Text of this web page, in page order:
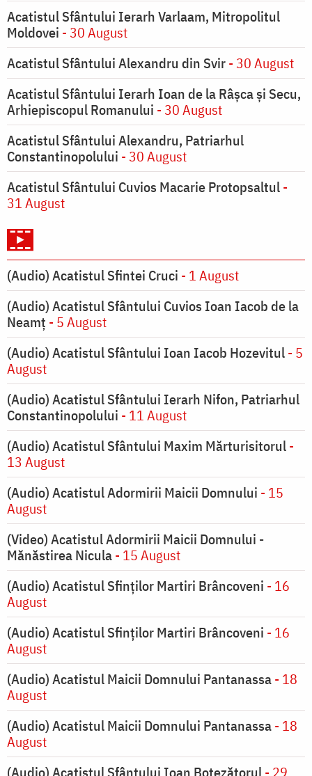
Acatistul Sfântului Ierarh Varlaam, Mitropolitul
Moldovei - 30 August
Acatistul Sfântului Alexandru din Svir- 30 August
Acatistul Sfântului Ierarh Ioan de la Râşca şi Secu,
Arhiepiscopul Romanului - 30 August
Acatistul Sfântului Alexandru, Patriarhul
Constantinopolului - 30 August
Acatistul Sfântului Cuvios Macarie Protopsaltul-
31 August
(Audio) Acatistul Sfintei Cruci - 1 August
(Audio) Acatistul Sfântului Cuvios Ioan Iacob de la
Neamț - 5 August
(Audio) Acatistul Sfântului Ioan Iacob Hozevitul- 5
August
(Audio) Acatistul Sfântului Ierarh Nifon, Patriarhul
Constantinopolului - 11 August
(Audio) Acatistul Sfântului Maxim Mărturisitorul-
13 August
(Audio) Acatistul Adormirii Maicii Domnului - 15
August
(Video) Acatistul Adormirii Maicii Domnului -
Mănăstirea Nicula- 15 August
(Audio) Acatistul Sfinților Martiri Brâncoveni - 16
August
(Audio) Acatistul Sfinților Martiri Brâncoveni - 16
August
(Audio) Acatistul Maicii Domnului Pantanassa- 18
August
(Audio) Acatistul Maicii Domnului Pantanassa- 18
August